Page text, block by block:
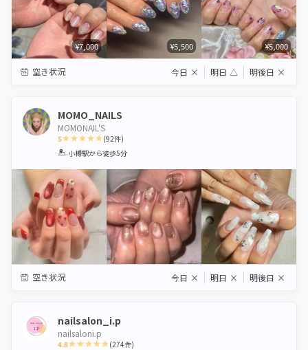
¥7,000 ¥5,500 ¥5,000
空き状況 今日 × 明日 △ 明後日 ×
MOMO_NAILS
MOMONAIL'S
5
1 2 3 4 5
(92件)
小樽駅から徒歩5分
空き状況 今日 × 明日 × 明後日 ×
nailsalon_i.p
nailsaloni.p
4.8 (274件)